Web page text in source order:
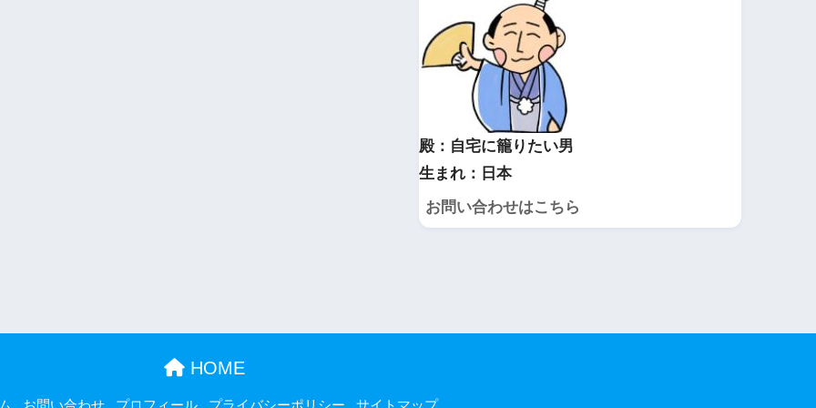
殿：自宅に籠りたい男
生まれ：日本
お問い合わせはこちら
HOME